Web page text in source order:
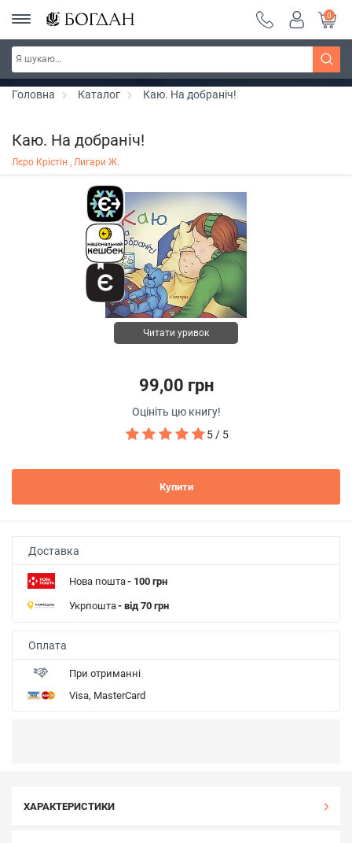
РОЗПРОДАЖ ~ 150 грн ~ 200 грн ~ 250 грн ~
300 грн ~ РОЗПРОДАЖ
Дізнатись більше
0
Головна Каталог Каю. На добраніч!
Каю. На добраніч!
Лєро Крістін , Лигари Ж.
Читати уривок
99,00 грн
Оцініть цю книгу!
5 / 5
Купити
Доставка
Нова пошта- 100 грн
Укрпошта- від 70 грн
Оплата
При отриманні
Visa, MasterCard
ХАРАКТЕРИСТИКИ